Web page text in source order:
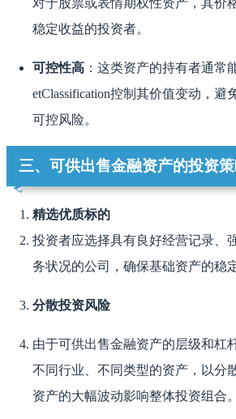
稳定收益的投资者。
可控性高 ：这类资产的持有者通常
etClassification控制其价值变动，避
可控风险。
三、可供出售金融资产的投资
精选优质标的
投资者应选择具有良好经营记录、
务状况的公司，确保基础资产的稳
分散投资风险
由于可供出售金融资产的层级和杠
不同行业、不同类型的资产，以分
资产的大幅波动影响整体投资组合。